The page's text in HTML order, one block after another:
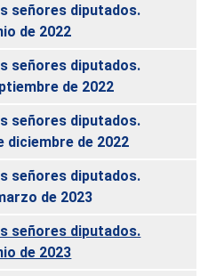
señores diputados.
de 2022
señores diputados.
de 2022
señores diputados.
diciembre de 2022
señores diputados.
de 2023
señores diputados.
de 2023